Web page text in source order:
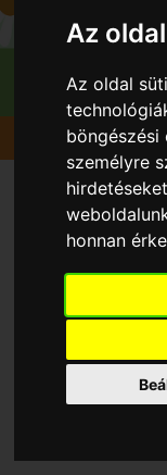
Az
Az oldal
böngészési
személyre
honnan
Gyümölcsök